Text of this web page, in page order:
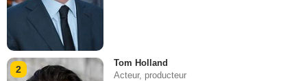
2
Tom Holland
Acteur, producteur